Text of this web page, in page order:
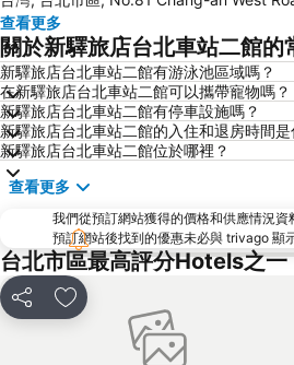
陽明山
捷運
捷運忠孝敦化站
大安
捷運忠孝復興站
內湖區
士林夜市
中正
礁溪車站
桃園
九份
台北世貿中心
台北
羅東夜市
台北
饒河街觀光夜市
南港
萬華區
查看更多
關於新驛旅店台北車站二館的
新驛旅店台北車站二館有游泳池區域嗎？
在新驛旅店台北車站二館可以攜帶寵物嗎？
新驛旅店台北車站二館有停車設施嗎？
新驛旅店台北車站二館的入住和退房時間是
新驛旅店台北車站二館位於哪裡？
查看更多
我們從預訂網站獲得的價格和供應情況
預訂網站後找到的優惠未必與 trivago 顯
台北市區最高評分Hotels之一
分享 放到收藏夾